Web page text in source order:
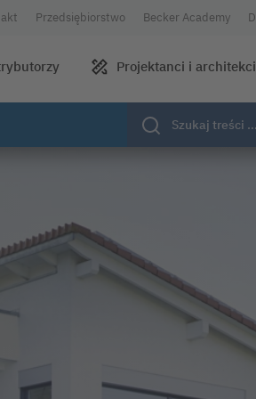
Przedsiębiorstwo Becker Academy
Projektanci i architekci